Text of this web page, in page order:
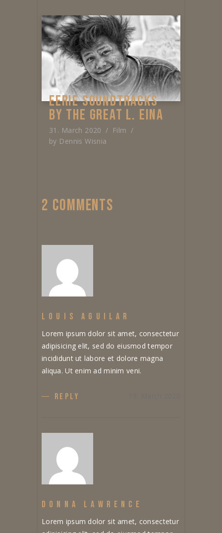
EERIE SOUNDTRACKS
BY THE GREAT L. EINA
31. March 2020
Film
by Dennis Wisnia
2 COMMENTS
LOUIS AGUILAR
Lorem ipsum dolor sit amet, consectetur
adipisicing elit, sed do eiusmod tempor
incididunt ut labore et dolore magna
aliqua. Ut enim ad minim veni.
REPLY
DONNA LAWRENCE
Lorem ipsum dolor sit amet, consectetur